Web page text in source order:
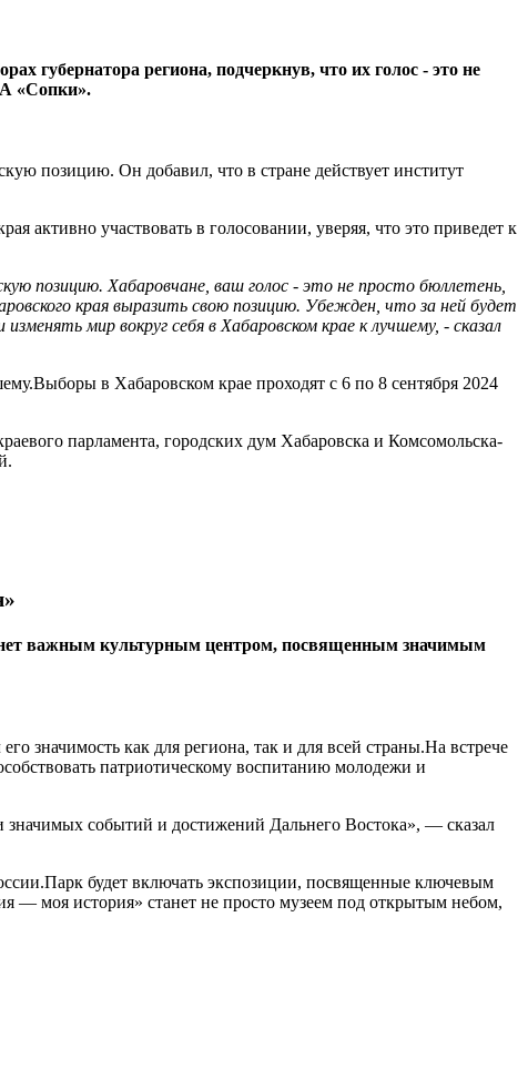
губернатора региона, подчеркнув, что их голос - это не
«Сопки».
позицию. Он добавил, что в стране действует институт
активно участвовать в голосовании, уверяя, что это приведет к
позицию. Хабаровчане, ваш голос - это не просто бюллетень,
края выразить свою позицию. Убежден, что за ней будет
мир вокруг себя в Хабаровском крае к лучшему, - сказал
в Хабаровском крае проходят с 6 по 8 сентября 2024
парламента, городских дум Хабаровска и Комсомольска-
важным культурным центром, посвященным значимым
значимость как для региона, так и для всей страны.На встрече
патриотическому воспитанию молодежи и
значимых событий и достижений Дальнего Востока», — сказал
будет включать экспозиции, посвященные ключевым
— моя история» станет не просто музеем под открытым небом,